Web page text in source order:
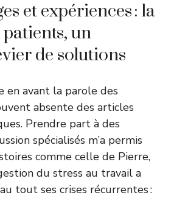
et expériences : la
un
de solutions
en avant la parole des
absente des articles
Prendre part à des
spécialisés m’a permis
comme celle de Pierre,
du stress au travail a
tout ses crises récurrentes :